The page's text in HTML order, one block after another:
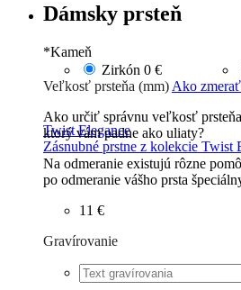
Twist Elegance
Zásnubné prstne z kolekcie Twist
Dámsky prsteň
*Kameň
Zirkón 0 €
Veľkosť prsteňa (mm) Ako
Ako určiť správnu veľkosť
ktorý vám padne ako uliaty?
Na odmeranie existujú rôzne
po odmeranie vášho prsta
11 €
Gravírovanie